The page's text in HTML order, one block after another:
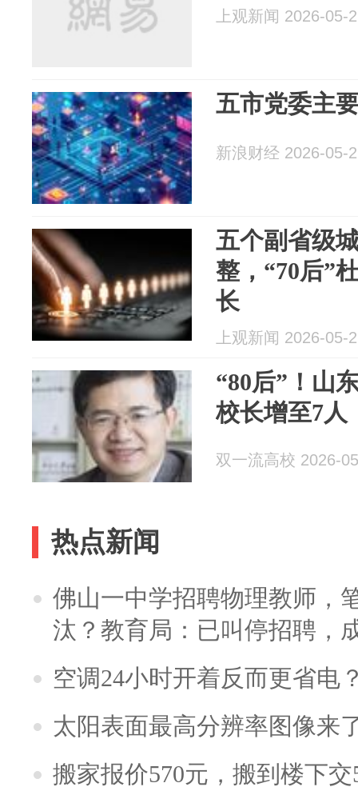
上观新闻 2026-05-
五市党委主
新浪财经 2026-05-
五个副省级
整，“70后”
长
上观新闻 2026-05-
“80后”！山
校长增至7人
双一流高校 2026-
热点新闻
佛山一中学招聘物理教师，
汰？教育局：已叫停招聘，
空调24小时开着反而更省电
太阳表面最高分辨率图像来
搬家报价570元，搬到楼下